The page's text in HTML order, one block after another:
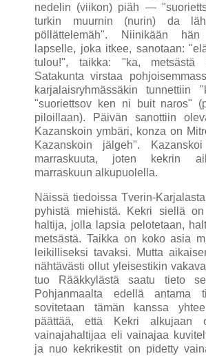
nedelin (viikon) piäh —
turkin muurnin (nurin) da
pöllättelemäh". Niinikään
lapselle, joka itkee, sanotaan:
tulou!", taikka: "ka, metsästä
Satakunta virstaa
karjalaisryhmässäkin tunnettiin
"suoriettsov ken ni buit naros"
piloillaan). Päivän sanottiin
Kazanskoin ymbäri, konza on
Kazanskoin jälgeh".
marras­kuuta, joten kekrin
marraskuun alkupuolella.
Näissä tiedoissa Tverin-
pyhistä miehistä. Kekri siellä
haltija, jolla lapsia pelotetaan,
metsästä. Taikka on koko asia
leikilliseksi tavaksi. Mutta
nähtävästi ollut yleisestikin
tuo Rääkkylästä saatu tieto
Pohjan­maalta edellä antama
sovitetaan tämän kanssa
päättää, että Kekri alkujaan
vainajahaltijaa eli vainajaa
ja nuo kekrikestit on pidetty